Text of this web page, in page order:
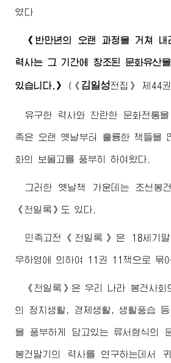
였다
《반만년의 오랜 과정을 거쳐 내
력사는 그 기간에 창조된 문화유산
있습니다.》 ( 《 김일성전집》 제44
유구한 력사와 찬란한 문화전통
족은 오랜 옛날부터 훌륭한 책들을
화의 보물고를 풍부히 하여왔다.
그러한 옛날책 가운데는 조선봉
《천일록》도 있다.
민족고전《천일록》은 18세기
우하영에 의하여 11권 11책으로 묶
《천일록》은 우리 나라 봉건사
의 정치생활, 경제생활, 생활풍습
을 풍부하게 담고있는 류서형식의
봉건말기의 력사를 연구하는데서